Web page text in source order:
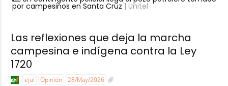
por campesinos en Santa Cruz | Unitel
Las reflexiones que deja la marcha
campesina e indígena contra la Ley
1720
eju! Opinión 28/May/2026